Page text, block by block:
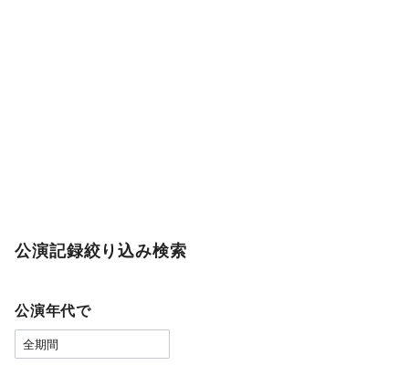
公演記録絞り込み検索
公演年代で